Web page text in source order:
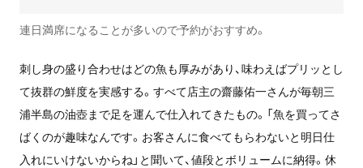
連日満席になることが多いので予約がおすすめ。
刺し身の盛り合わせはどの魚も厚みがあり、味わえばプリッとし
て抜群の鮮度を実感する。すべて店主の齋藤佑一さんが毎朝三
浦半島の油壺まで足を運んで仕入れてきたもの。「魚を買ってさ
ばくのが趣味なんです。お客さんに食べてもらわないと明日仕
入れにいけないからね」と聞いて、値段とボリュームに納得。休